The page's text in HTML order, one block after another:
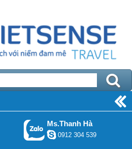
Ms.Thanh Hà
0912 304 539